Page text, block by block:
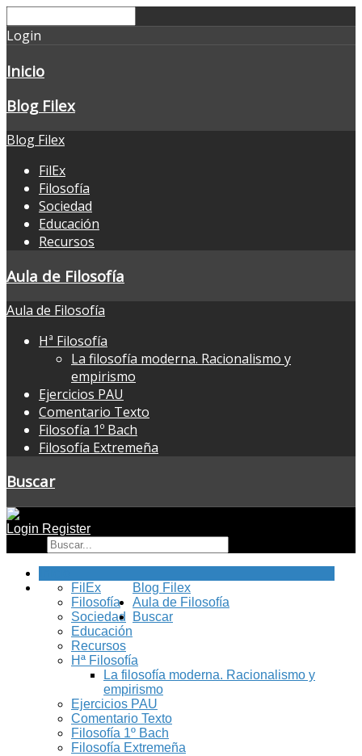
Login
Inicio
Blog Filex
Blog Filex
FilEx
Filosofía
Sociedad
Educación
Recursos
Aula de Filosofía
Aula de Filosofía
Hª Filosofía
La filosofía moderna. Racionalismo y
empirismo
Ejercicios PAU
Comentario Texto
Filosofía 1º Bach
Filosofía Extremeña
Buscar
Login Register
Blog Filex
FilEx
Filosofía
Sociedad
Educación
Recursos
Aula de Filosofía
Hª Filosofía
La filosofía moderna. Racionalismo y
empirismo
Ejercicios PAU
Comentario Texto
Filosofía 1º Bach
Filosofía Extremeña
Buscar